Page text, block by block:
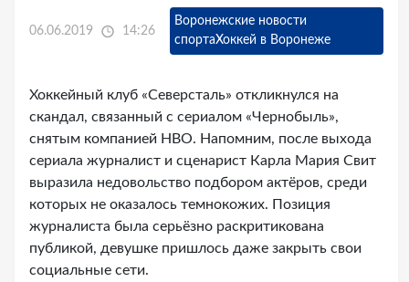
06.06.2019 14:26
Воронежские новости
спортаХоккей в Воронеже
Хоккейный клуб «Северсталь» откликнулся на
скандал, связанный с сериалом «Чернобыль»,
снятым компанией HBO. Напомним, после выхода
сериала журналист и сценарист Карла Мария Свит
выразила недовольство подбором актёров, среди
которых не оказалось темнокожих. Позиция
журналиста была серьёзно раскритикована
публикой, девушке пришлось даже закрыть свои
социальные сети.